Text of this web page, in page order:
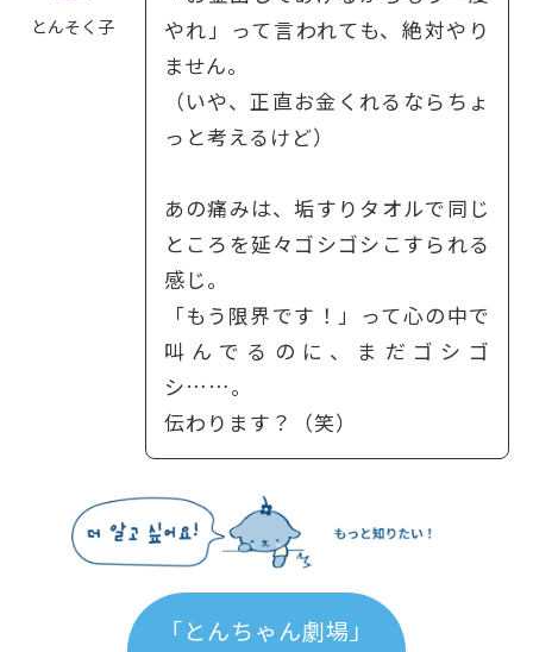
とんそく子
やれ」って言われても、絶対やり
ません。
（いや、正直お金くれるならちょ
っと考えるけど）
あの痛みは、垢すりタオルで同じ
ところを延々ゴシゴシこすられる
感じ。
「もう限界です！」って心の中で
叫んでるのに、まだゴシゴ
シ……。
伝わります？（笑）
「とんちゃん劇場」